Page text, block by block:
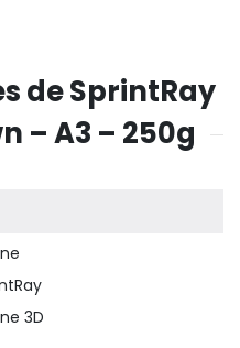
de SprintRay
– A3 – 250g
3D